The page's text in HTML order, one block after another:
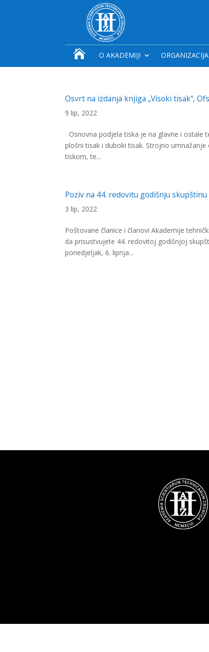
 O AKADEMIJI ORGANIZACIJA
Osvrt na izdanja knjiga „Visoki tisak“,
9 lip, 2022
Osnovna podjela tiska je na glavne i ostale
plošni tisak i duboki tisak. Strojno
tiskom, te...
Poziv na 44. redovitu godišnju skupštinu
3 lip, 2022
Poštovane članice i članovi Akademije
da prisustvujete 44. redovitoj godišnjoj
ponedjeljak, 6. lipnja...